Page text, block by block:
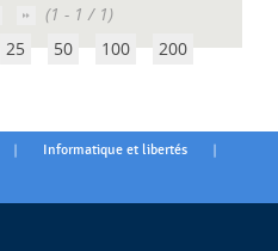
(1 - 1 / 1)
25 50 100 200
| Informatique et libertés |